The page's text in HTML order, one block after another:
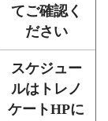
てご確認く
ださい
スケジュー
ルはトレノ
ケートHPに